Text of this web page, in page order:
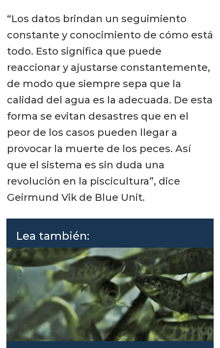
“Los datos brindan un seguimiento
constante y conocimiento de cómo está
todo. Esto significa que puede
reaccionar y ajustarse constantemente,
de modo que siempre sepa que la
calidad del agua es la adecuada. De esta
forma se evitan desastres que en el
peor de los casos pueden llegar a
provocar la muerte de los peces. Así
que el sistema es sin duda una
revolución en la piscicultura”, dice
Geirmund Vik de Blue Unit.
Lea también: